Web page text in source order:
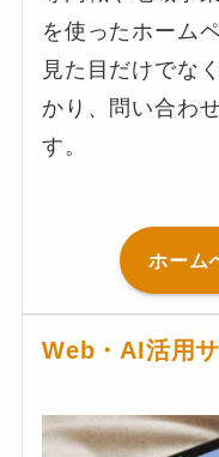
を使ったホーム
見た目だけでな
かり、問い合わ
す。
ホーム
Web・AI活用